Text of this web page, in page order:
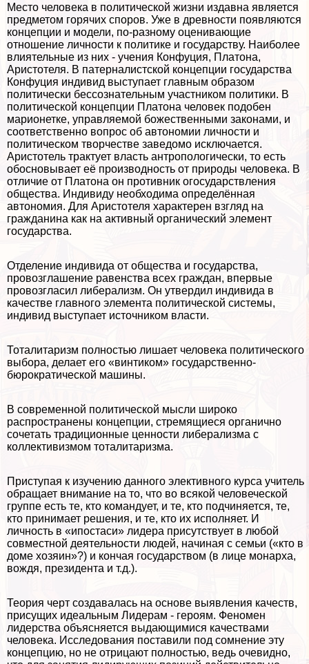
Место человека в политической жизни издавна является
предметом горячих споров. Уже в древности появляются
концепции и модели, по-разному оценивающие
отношение личности к политике и государству. Наиболее
влиятельные из них - учения Конфуция, Платона,
Аристотеля. В патерналистской концепции государства
Конфуция индивид выступает главным образом
политически бессознательным участником политики. В
политической концепции Платона человек подобен
марионетке, управляемой божественными законами, и
соответственно вопрос об автономии личности и
политическом творчестве заведомо исключается.
Аристотель тpaктует власть антропологически, то есть
обосновывает её производность от природы человека. В
отличие от Платона он противник огосударствления
общества. Индивиду необходима определённая
автономия. Для Аристотеля хаpaктерен взгляд на
гражданина как на активный органический элемент
государства.
Отделение индивида от общества и государства,
провозглашение равенства всех граждан, впервые
провозгласил либерализм. Он утвердил индивида в
качестве главного элемента политической системы,
индивид выступает источником власти.
Тоталитаризм полностью лишает человека политического
выбора, делает его «винтиком» государственно-
бюрократической машины.
В современной политической мысли широко
распространены концепции, стремящиеся органично
сочетать традиционные ценности либерализма с
коллективизмом тоталитаризма.
Приступая к изучению данного элективного курса учитель
обращает внимание на то, что во всякой человеческой
группе есть те, кто комaндует, и те, кто подчиняется, те,
кто принимает решения, и те, кто их исполняет. И
личность в «ипостаси» лидера присутствует в любой
совместной деятельности людей, начиная с семьи («кто в
доме хозяин»?) и кончая государством (в лице монарха,
вождя, президента и т.д.).
Теория черт создавалась на основе выявления качеств,
присущих идеальным Лидерам - героям. Феномен
лидерства объясняется выдающимися качествами
человека. Исследования поставили под сомнение эту
концепцию, но не отрицают полностью, ведь очевидно,